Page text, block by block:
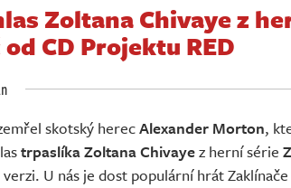
Zoltana Chivaye z
CD Projektu RED
skotský herecAlexander Morton,
trpaslíka Zoltana Chivayez herní série
verzi. U nás je dost populární hrát